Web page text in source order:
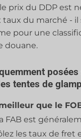
prix du DDP est
taux du marché - il
pour une
douane.
tentes de
que le
FAB est
les taux de fret